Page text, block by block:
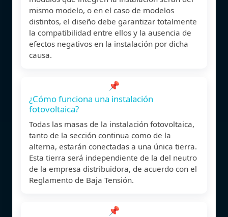
mismo modelo, o en el caso de modelos
distintos, el diseño debe garantizar totalmente
la compatibilidad entre ellos y la ausencia de
efectos negativos en la instalación por dicha
causa.
📌
¿Cómo funciona una instalación
fotovoltaica?
Todas las masas de la instalación fotovoltaica,
tanto de la sección continua como de la
alterna, estarán conectadas a una única tierra.
Esta tierra será independiente de la del neutro
de la empresa distribuidora, de acuerdo con el
Reglamento de Baja Tensión.
📌